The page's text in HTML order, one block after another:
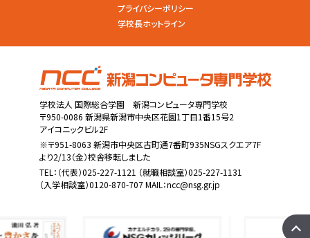
プライバシーポリシー
学校長ホットライン
学校法人 国際総合学園 新潟コンピュータ専門学校
〒950-0086 新潟県新潟市中央区花園1丁目1番15号2
アイコニックビル2F
※〒951-8063 新潟市中央区古町通7番町935NSGスクエア7F
より2/13（金）校舎移転しました
TEL： （代表）025-227-1121 （就職相談室）025-227-1131
（入学相談室）0120-870-707 MAIL：ncc@nsg.gr.jp